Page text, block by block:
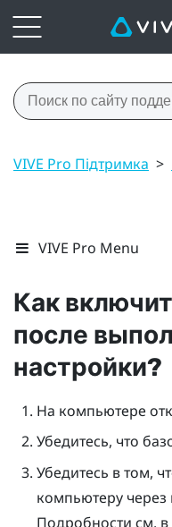
VIVE Pro Підтримка >
VIVE Pro Menu
Как
после
настройки?
На компьютере
Убедитесь, что
Убедитесь в том,
компьютеру
Подробности см. в